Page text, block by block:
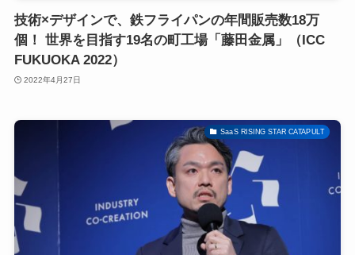
技術×デザインで、鉄フライパンの年間販売数18万
個！ 世界を目指す19名の町工場「藤田金属」（ICC
FUKUOKA 2022）
2022年4月27日
SaaS RISING STAR CATAPULT